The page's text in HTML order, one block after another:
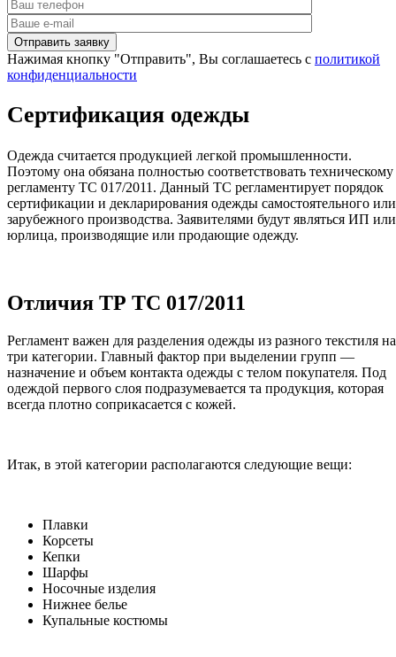
Нажимая кнопку "Отправить", Вы соглашаетесь с политикой
конфиденциальности
Сертификация одежды
Одежда считается продукцией легкой промышленности.
Поэтому она обязана полностью соответствовать техническому
регламенту ТС 017/2011. Данный ТС регламентирует порядок
сертификации и декларирования одежды самостоятельного или
зарубежного производства. Заявителями будут являться ИП или
юрлица, производящие или продающие одежду.
Отличия ТР ТС 017/2011
Регламент важен для разделения одежды из разного текстиля на
три категории. Главный фактор при выделении групп —
назначение и объем контакта одежды с телом покупателя. Под
одеждой первого слоя подразумевается та продукция, которая
всегда плотно соприкасается с кожей.
Итак, в этой категории располагаются следующие вещи:
Плавки
Корсеты
Кепки
Шарфы
Носочные изделия
Нижнее белье
Купальные костюмы